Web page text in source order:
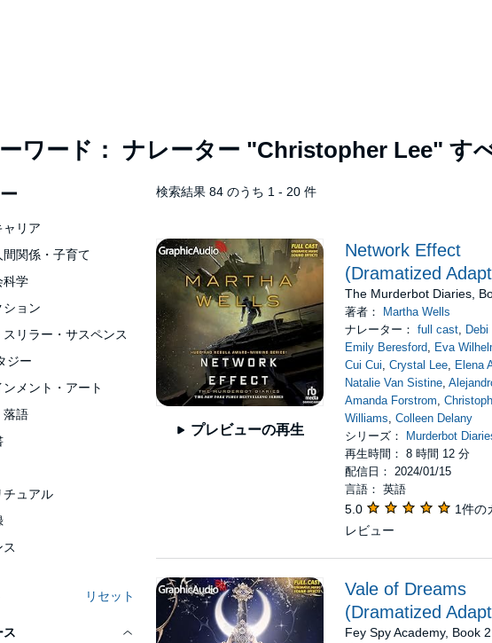
ワード： ナレーター "Christopher Lee" す
ャリア
間関係・子育て
科学
ション
スリラー・サスペンス
ジー
メント・アート
落語
チュアル
リセット
ス
検索結果 84 のうち 1 - 20 件
プレビューの再生
Network Effect
(Dramatized
The Murderbot Diaries,
著者：
Martha Wells
ナレーター：full cast,
Emily Beresford, Eva
Cui Cui,Crystal Lee, Elena
Natalie Van Sistine,
Amanda Forstrom,
Williams,Colleen Delany
シリーズ：
Murderbot
再生時間： 8 時間 12 分
配信日： 2024/01/15
言語： 英語
5.0
1件の
レビュー
Vale of Dreams
(Dramatized
Fey Spy Academy, Book 2